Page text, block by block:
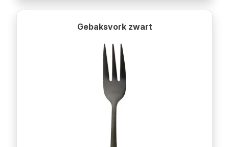
Gebaksvork zwart